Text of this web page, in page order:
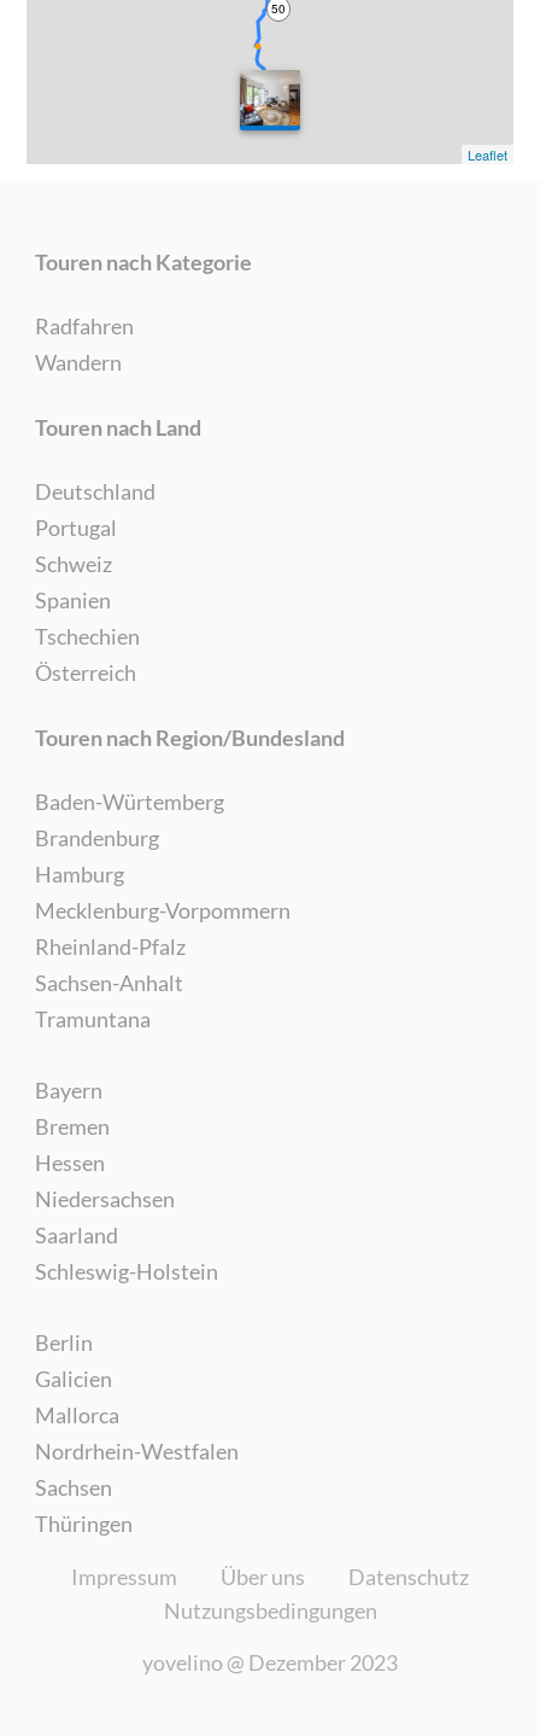
0
50
Leaflet
Touren nach Kategorie
Radfahren
Wandern
Touren nach Land
Deutschland
Portugal
Schweiz
Spanien
Tschechien
Österreich
Touren nach Region/Bundesland
Baden-Würtemberg
Brandenburg
Hamburg
Mecklenburg-Vorpommern
Rheinland-Pfalz
Sachsen-Anhalt
Tramuntana
Bayern
Bremen
Hessen
Niedersachsen
Saarland
Schleswig-Holstein
Berlin
Galicien
Mallorca
Nordrhein-Westfalen
Sachsen
Thüringen
Impressum Über uns
Datenschutz
Nutzungsbedingungen
yovelino @ Dezember 2023